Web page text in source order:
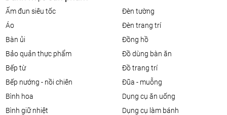
ấm đun siêu tốc
áo
bàn ủi
bảo quản thực phẩm
bếp từ
bếp nướng - nồi chiên
bình hoa
bình giữ nhiệt
đèn tường
đèn trang trí
đồng hồ
đồ dùng bàn ăn
đồ trang trí
đũa - muỗng
dụng cụ ăn uống
dụng cụ làm bánh